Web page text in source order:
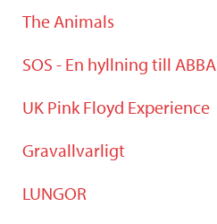
The Animals
SOS - En hyllning till ABBA
UK Pink Floyd Experience
Gravallvarligt
LUNGOR